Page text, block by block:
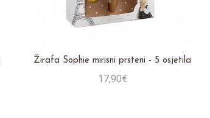
Žirafa Sophie mirisni prsteni - 5 osjetila
17,90€